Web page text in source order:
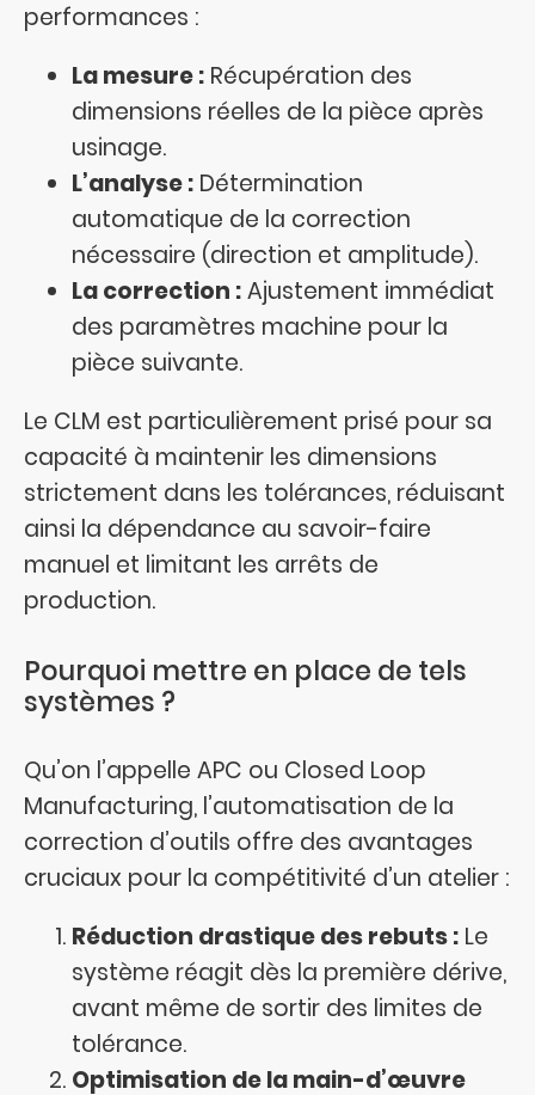
performances :
La mesure : Récupération des
dimensions réelles de la pièce après
usinage.
L’analyse : Détermination
automatique de la correction
nécessaire (direction et amplitude).
La correction :Ajustement immédiat
des paramètres machine pour la
pièce suivante.
Le CLM est particulièrement prisé pour sa
capacité à maintenir les dimensions
strictement dans les tolérances, réduisant
ainsi la dépendance au savoir-faire
manuel et limitant les arrêts de
production.
Pourquoi mettre en place de tels
systèmes ?
Qu’on l’appelle APC ou Closed Loop
Manufacturing, l’automatisation de la
correction d’outils offre des avantages
cruciaux pour la compétitivité d’un atelier :
Réduction drastique des rebuts : Le
système réagit dès la première dérive,
avant même de sortir des limites de
tolérance.
Optimisation de la main-d’œuvre